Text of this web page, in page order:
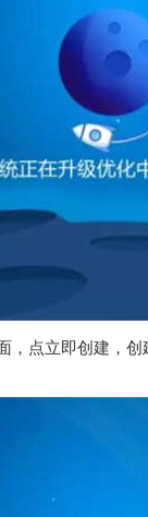
，点立即创建，